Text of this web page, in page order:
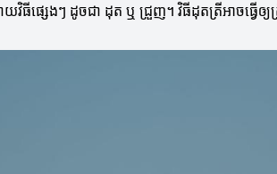
វិធីផ្សេងៗ ដូចជា ដុត ឬ ជ្រួញ។ វិធីដុតត្រីអាចធ្វើឲ្